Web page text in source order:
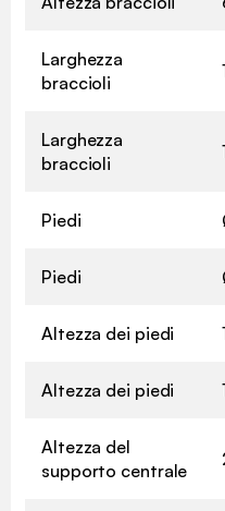
Larghezza
braccioli
Larghezza
braccioli
Piedi
Piedi
Altezza dei piedi
Altezza dei piedi
Altezza del
supporto centrale